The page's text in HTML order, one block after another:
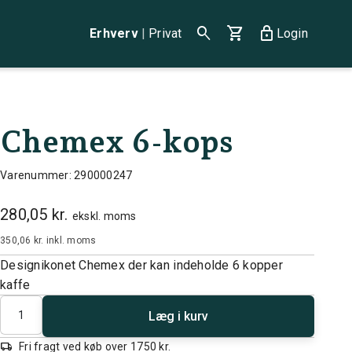
Erhverv | Privat search shopping_cart lock Login
Chemex 6-kops
Varenummer: 290000247
280,05 kr. ekskl. moms
350,06 kr. inkl. moms
Designikonet Chemex der kan indeholde 6 kopper
kaffe
Antal
Læg i kurv
local_shipping Fri fragt ved køb over 1750 kr.